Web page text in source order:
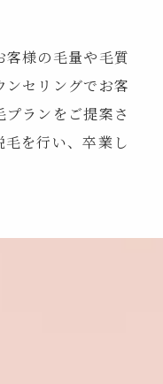
客様の毛量や毛質
ンセリングでお客
ランをご提案さ
毛を行い、卒業し